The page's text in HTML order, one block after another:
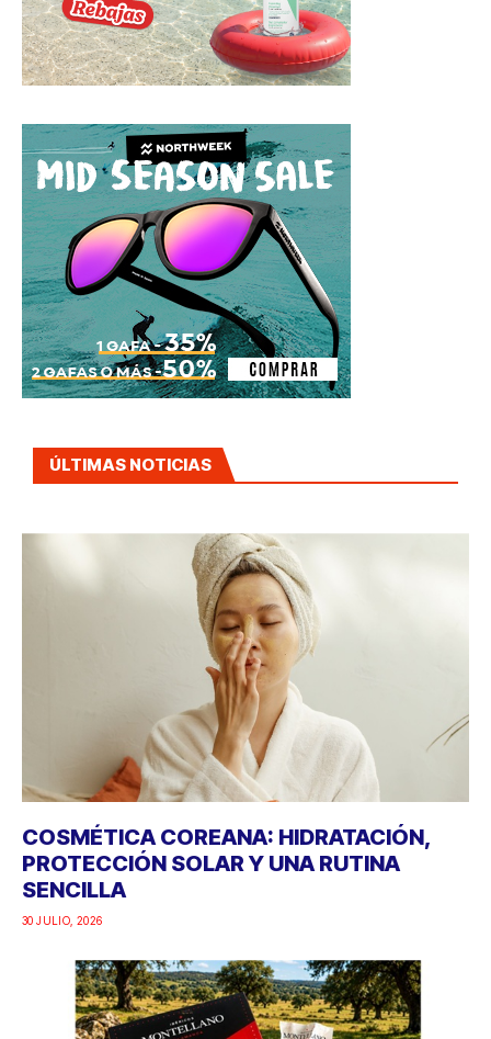
ÚLTIMAS NOTICIAS
COSMÉTICA COREANA: HIDRATACIÓN,
PROTECCIÓN SOLAR Y UNA RUTINA
SENCILLA
30 JULIO, 2026